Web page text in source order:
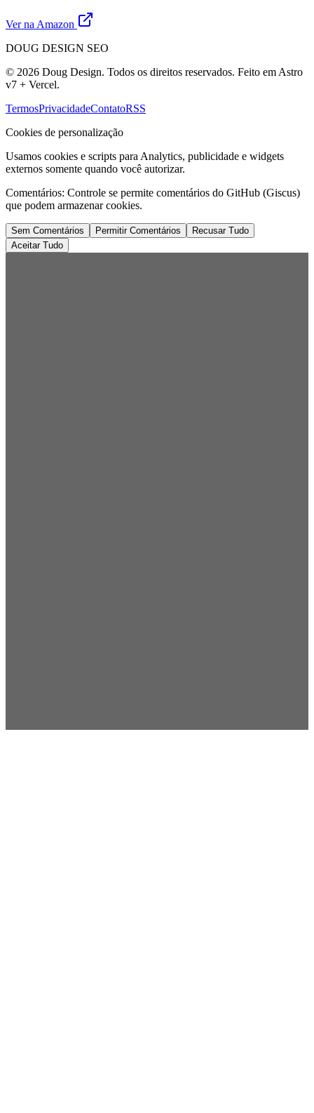
Ver na Amazon
DOUG DESIGN SEO
© 2026 Doug Design. Todos os direitos reservados. Feito em Astro
v7 + Vercel.
TermosPrivacidadeContatoRSS
Cookies de personalização
Usamos cookies e scripts para Analytics, publicidade e widgets
externos somente quando você autorizar.
Comentários: Controle se permite comentários do GitHub (Giscus)
que podem armazenar cookies.
Sem Comentários Permitir Comentários
Recusar Tudo
Aceitar Tudo